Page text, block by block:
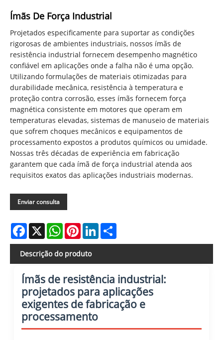
Ímãs De Força Industrial
Projetados especificamente para suportar as condições
rigorosas de ambientes industriais, nossos ímãs de
resistência industrial fornecem desempenho magnético
confiável em aplicações onde a falha não é uma opção.
Utilizando formulações de materiais otimizadas para
durabilidade mecânica, resistência à temperatura e
proteção contra corrosão, esses ímãs fornecem força
magnética consistente em motores que operam em
temperaturas elevadas, sistemas de manuseio de materiais
que sofrem choques mecânicos e equipamentos de
processamento expostos a produtos químicos ou umidade.
Nossas três décadas de experiência em fabricação
garantem que cada ímã de força industrial atenda aos
requisitos exatos das aplicações industriais modernas.
Enviar consulta
Facebook
X WhatsAppPinterestLinkedIn
Descrição do produto
Ímãs de resistência industrial:
projetados para aplicações
exigentes de fabricação e
processamento